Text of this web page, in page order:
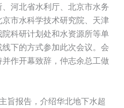
河北省水利厅、北京市水务
市水科学技术研究院、天津
科研计划处和水资源所等单
下的方式参加此次会议。会
作开幕致辞，仲志余总工做
旨报告，介绍华北地下水超